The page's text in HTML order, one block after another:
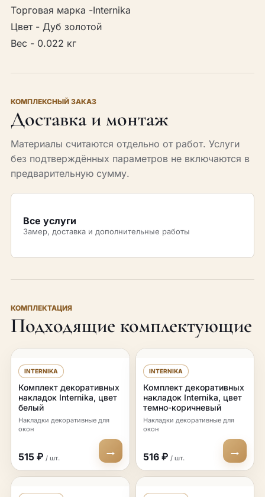
Торговая марка -Internika
Цвет - Дуб золотой
Вес - 0.022 кг
КОМПЛЕКСНЫЙ ЗАКАЗ
Доставка и монтаж
Материалы считаются отдельно от работ. Услуги
без подтверждённых параметров не включаются в
предварительную сумму.
Все услуги
Замер, доставка и дополнительные работы
КОМПЛЕКТАЦИЯ
Подходящие комплектующие
INTERNIKA
Комплект декоративных
накладок Internika, цвет
белый
Накладки декоративные для
окон
515 ₽ / шт. →
INTERNIKA
Комплект декоративных
накладок Internika, цвет
темно-коричневый
Накладки декоративные для
окон
516 ₽ / шт. →